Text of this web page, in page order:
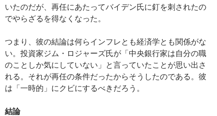
いたのだが、再任にあたってバイデン氏に釘を刺されたの
でやらざるを得なくなった。
つまり、彼の結論は何らインフレとも経済学とも関係がな
い。投資家ジム・ロジャーズ氏が「中央銀行家は自分の職
のことしか気にしていない」と言っていたことが思い出さ
れる。それが再任の条件だったからそうしたのである。彼
は「一時的」にクビにするべきだろう。
結論